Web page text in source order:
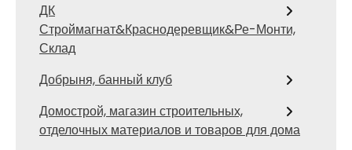
ДК
Строймагнат&Краснодеревщик&Ре-Монти,
Склад
Добрыня, банный клуб
Домострой, магазин строительных,
отделочных материалов и товаров для дома